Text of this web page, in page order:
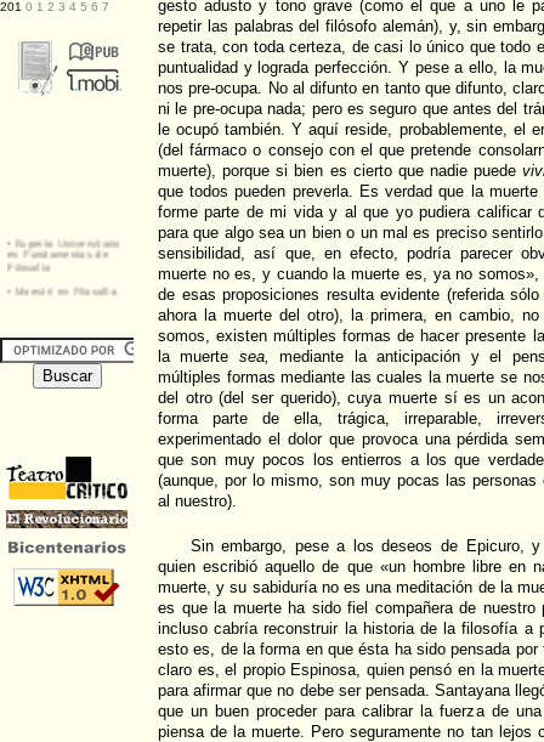
gesto adusto y tono grave (como el que a uno le
repetir las palabras del filósofo alemán), y, sin
se trata, con toda certeza, de casi lo único que todo
puntualidad y lograda perfección. Y pese a ello, la
nos pre-ocupa. No al difunto en tanto que difunto,
ni le pre-ocupa nada; pero es seguro que antes del
le ocupó también. Y aquí reside, probablemente, el
(del fármaco o consejo con el que pretende
muerte), porque si bien es cierto que nadie puede
que todos pueden preverla. Es verdad que la
forme parte de mi vida y al que yo pudiera calificar
para que algo sea un bien o un mal es preciso
sensibilidad, así que, en efecto, podría parecer
muerte no es, y cuando la muerte es, ya no
de esas proposiciones resulta evidente (referida
ahora la muerte del otro), la primera, en cambio,
somos, existen múltiples formas de hacer presente
la muerte sea,
mediante la anticipación y el
múltiples formas mediante las cuales la muerte se
del otro (del ser querido), cuya muerte sí es un
forma parte de ella, trágica, irreparable,
experimentado el dolor que provoca una pérdida
que son muy pocos los entierros a los que
(aunque, por lo mismo, son muy pocas las personas
al nuestro).
Sin embargo, pese a los deseos de Epicuro,
quien escribió aquello de que «un hombre libre en
muerte, y su sabiduría no es una meditación de la
es que la muerte ha sido fiel compañera de nuestro
incluso cabría reconstruir la historia de la filosofía a
esto es, de la forma en que ésta ha sido pensada
claro es, el propio Espinosa, quien pensó en la
para afirmar que no debe ser pensada. Santayana
que un buen proceder para calibrar la fuerza de
piensa de la muerte. Pero seguramente no tan lejos